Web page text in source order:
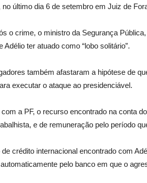
no último dia 6 de setembro em Juiz de
o crime, o ministro da Segurança
Adélio ter atuado como “lobo solitário”.
também afastaram a hipótese de
executar o ataque ao presidenciável.
a PF, o recurso encontrado na conta
e de remuneração pelo período
crédito internacional encontrado com
pelo banco em que o